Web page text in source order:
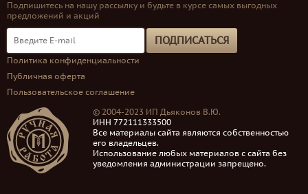
Подпишитесь на нашу рассылку и будьте в курсе самых выгодных
предложений и акций
ПОДПИСАТЬСЯ
Политика конфиденциальности
Публичная оферта
Пользовательское соглашение
© 2004-2023 ИП Дьяконов В.Ю.
ИНН 772111333500
Все материалы сайта являются собственностью
его владельцев.
Использование любых материалов с сайта без
уведомления администрации запрещено.